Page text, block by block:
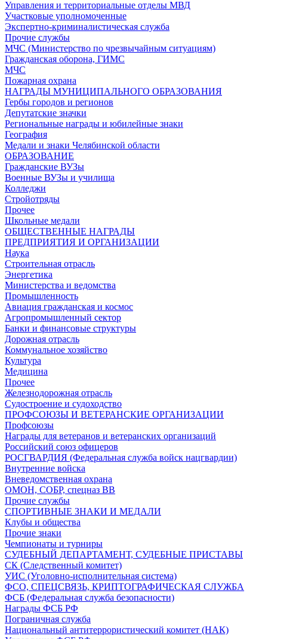
Управления и территориальные отделы МВД
Участковые уполномоченные
Экспертно-криминалистическая служба
Прочие службы
МЧС (Министерство по чрезвычайным ситуациям)
Гражданская оборона, ГИМС
МЧС
Пожарная охрана
НАГРАДЫ МУНИЦИПАЛЬНОГО ОБРАЗОВАНИЯ
Гербы городов и регионов
Депутатские значки
Региональные награды и юбилейные знаки
География
Медали и знаки Челябинской области
ОБРАЗОВАНИЕ
Гражданские ВУЗы
Военные ВУЗы и училища
Колледжи
Стройотряды
Прочее
Школьные медали
ОБЩЕСТВЕННЫЕ НАГРАДЫ
ПРЕДПРИЯТИЯ И ОРГАНИЗАЦИИ
Наука
Строительная отрасль
Энергетика
Министерства и ведомства
Промышленность
Авиация гражданская и космос
Агропромышленный сектор
Банки и финансовые структуры
Дорожная отрасль
Коммунальное хозяйство
Культура
Медицина
Прочее
Железнодорожная отрасль
Судостроение и судоходство
ПРОФСОЮЗЫ И ВЕТЕРАНСКИЕ ОРГАНИЗАЦИИ
Профсоюзы
Награды для ветеранов и ветеранских организаций
Российский союз офицеров
РОСГВАРДИЯ (Федеральная служба войск нацгвардии)
Внутренние войска
Вневедомственная охрана
ОМОН, СОБР, спецназ ВВ
Прочие службы
СПОРТИВНЫЕ ЗНАКИ И МЕДАЛИ
Клубы и общества
Прочие знаки
Чемпионаты и турниры
СУДЕБНЫЙ ДЕПАРТАМЕНТ, СУДЕБНЫЕ ПРИСТАВЫ
СК (Следственный комитет)
УИС (Уголовно-исполнительная система)
ФСО, СПЕЦСВЯЗЬ, КРИПТОГРАФИЧЕСКАЯ СЛУЖБА
ФСБ (Федеральная служба безопасности)
Награды ФСБ РФ
Пограничная служба
Национальный антитеррористический комитет (НАК)